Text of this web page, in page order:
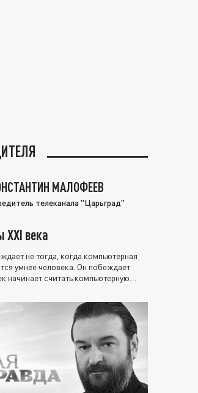
МАЛОФЕЕВ
телеканала "Царьград"
века
не тогда, когда компьютерная
умнее человека. Он побеждает
начинает считать компьютерную